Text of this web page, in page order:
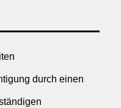
durch einen